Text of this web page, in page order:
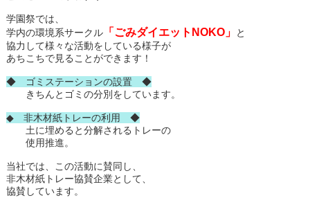
学園祭では、
学内の環境系サークル「ごみダイエットNOKO」
と
協力して様々な活動をしている様子が
あちこちで見ることができます！
◆ ゴミステーションの設置 ◆
きちんとゴミの分別をしています。
◆ 非木材紙トレーの利用 ◆
土に埋めると分解されるトレーの
使用推進。
当社では、この活動に賛同し、
非木材紙トレー協賛企業として、
協賛しています。